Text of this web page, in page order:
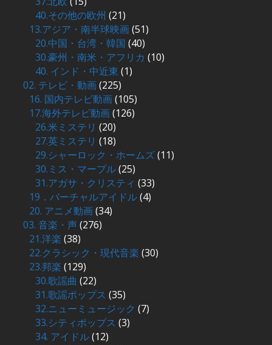
40.その他の欧州 (21)
13.アジア・南半球映画(51)
20.中国・台湾・韓国 (40)
30.豪州・南米・アフリカ (10)
40. インド・中近東 (1)
02. テレビ・動画(225)
16. 国内テレビ動画(105)
17.海外テレビ動画(126)
26.米ミステリ (20)
27.英ミステリ (18)
29.シャーロック・ホームズ(11)
30.ミス・マープル(25)
31.アガサ・クリスティ (33)
19．バーチャルアイドル(4)
20. アニメ動画(34)
03. 音楽・声(276)
21.洋楽 (38)
22.クラシック・現代音楽 (30)
23.邦楽 (129)
30.歌謡曲 (22)
31.歌謡ポップス (35)
32.ニューミュージック (7)
33.シティポップス (3)
34. アイドル(12)